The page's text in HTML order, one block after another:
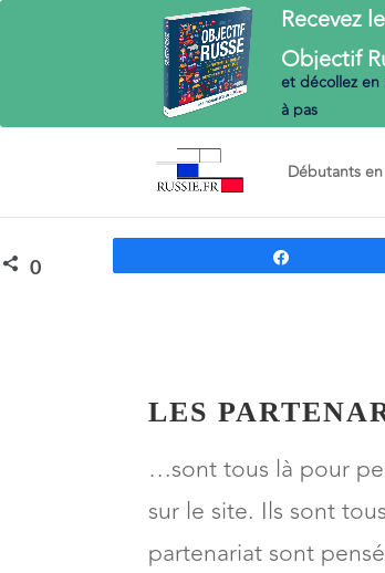
Débutants
0
LES
…sont tous là pour
sur le site. Ils sont
partenariat sont
Recevez
Objectif
et décollez en
à pas